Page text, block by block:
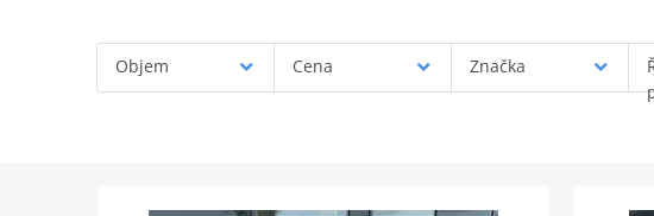
Objem Cena Značka